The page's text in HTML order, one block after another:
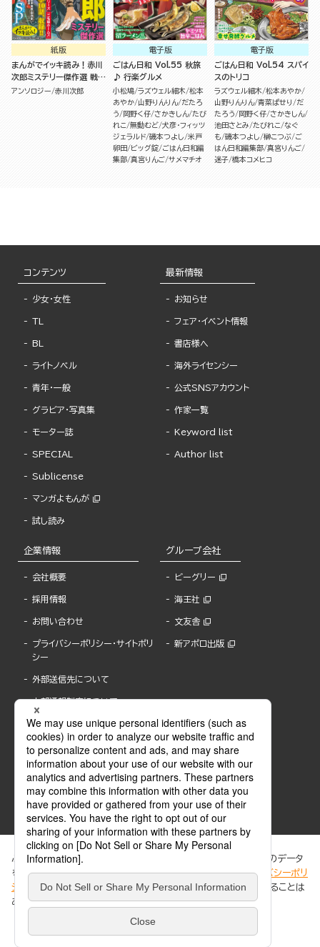
紙版
まんがでイッキ読み！赤川
次郎ミステリー傑作選 戦
慄！霊感ミステリーSP
アンソロジー 赤川次郎
電子版
ごはん日和 Vol.55 秋旅
♪ 行楽グルメ
小松鳩 ラズウェル細木 松本
あやか 山野りんりん だたろ
う
岡野く仔 さかきしん たび
れこ 無動むど 犬彦・フィッツ
ジェラルド 磯本つよし 米戸
卵田
ビッグ錠 ごはん日和編
集部 真宮りんご サメマチオ
電子版
ごはん日和 Vol.54 スパイ
スのトリコ
ラズウェル細木 松本あやか
山野りんりん 青菜ぱせり
だ
たろう
岡野く仔 さかきしん
池田さとみ たびれこ なぐ
も 磯本つよし 榊こつぶ ご
はん日和編集部 真宮りんご
迷子 橋本コメヒコ
コンテンツ
少女・女性
TL
BL
ライトノベル
青年・一般
グラビア・写真集
モーター誌
SPECIAL
Sublicense
マンガよもんが
試し読み
最新情報
お知らせ
フェア・イベント情報
書店様へ
海外ライセンシー
公式SNSアカウント
作家一覧
Keyword list
Author list
企業情報
会社概要
採用情報
お問い合わせ
プライバシーポリシー・サイトポリ
シー
外部送信先について
内部通報制度について
グループ会社
ビーグリー
海王社
文友舎
新アポロ出版
ABJマークは、この電子書店・電子書籍配信サービスが、著作権者からコンテンツ使用許諾を
得た正規版配信サービスであることを示す登録商標(登録番号 第6091713号)です。
ABJマークの詳細、ABJマークを掲示しているサービスの一覧はこちら。
ぶんか社が運営するサイトでは、利便性向上のためにCookie等のデータ
を使用しています。 当社のCookieについての詳細は、「プライバシーポリ
シー
」をご覧ください。当サイトでは、訪問者の個人情報を追跡することは
ありません。